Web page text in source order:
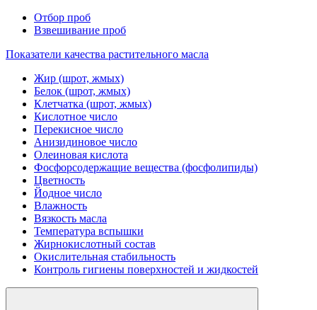
Отбор проб
Взвешивание проб
Показатели качества растительного масла
Жир (шрот, жмых)
Белок (шрот, жмых)
Клетчатка (шрот, жмых)
Кислотное число
Перекисное число
Анизидиновое число
Олеиновая кислота
Фосфорсодержащие вещества (фосфолипиды)
Цветность
Йодное число
Влажность
Вязкость масла
Температура вспышки
Жирнокислотный состав
Окислительная стабильность
Контроль гигиены поверхностей и жидкостей